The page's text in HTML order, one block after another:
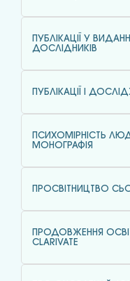
ПУБЛІКАЦІЇ У
ДОСЛІДНИКІВ
ПУБЛІКАЦІЇ І
ПСИХОМІРНІСТЬ
МОНОГРАФІЯ
ПРОСВІТНИЦТВО
ПРОДОВЖЕННЯ
CLARIVATE